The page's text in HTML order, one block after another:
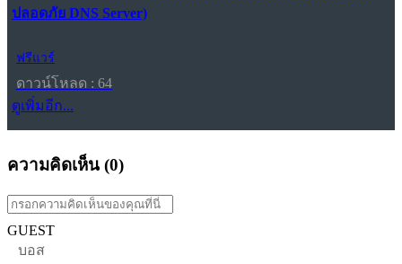
ปลอดภัย DNS Server)
ฟรีแวร์
ดาวน์โหลด : 64
ดูเพิ่มอีก...
ความคิดเห็น (0)
GUEST
บอส